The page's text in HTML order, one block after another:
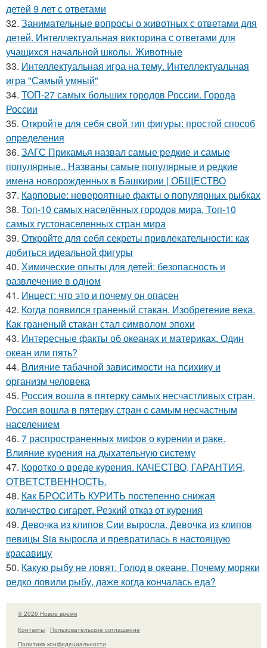
детей 9 лет с ответами
32. Занимательные вопросы о животных с ответами для
детей. Интеллектуальная викторина с ответами для
учащихся начальной школы. Животные
33. Интеллектуальная игра на тему. Интеллектуальная
игра "Самый умный"
34. ТОП-27 самых больших городов России. Города
России
35. Откройте для себя свой тип фигуры: простой способ
определения
36. ЗАГС Прикамья назвал самые редкие и самые
популярные.. Названы самые популярные и редкие
имена новорожденных в Башкирии | ОБЩЕСТВО
37. Карповые: невероятные факты о популярных рыбках
38. Топ-10 самых населённых городов мира. Топ-10
самых густонаселенных стран мира
39. Откройте для себя секреты привлекательности: как
добиться идеальной фигуры
40. Химические опыты для детей: безопасность и
развлечение в одном
41. Инцест: что это и почему он опасен
42. Когда появился граненый стакан. Изобретение века.
Как граненый стакан стал символом эпохи
43. Интересные факты об океанах и материках. Один
океан или пять?
44. Влияние табачной зависимости на психику и
организм человека
45. Россия вошла в пятерку самых несчастливых стран.
Россия вошла в пятерку стран с самым несчастным
населением
46. 7 распространенных мифов о курении и раке.
Влияние курения на дыхательную систему
47. Коротко о вреде курения. КАЧЕСТВО, ГАРАНТИЯ,
ОТВЕТСТВЕННОСТЬ.
48. Как БРОСИТЬ КУРИТЬ постепенно снижая
количество сигарет. Резкий отказ от курения
49. Девочка из клипов Сии выросла. Девочка из клипов
певицы Sia выросла и превратилась в настоящую
красавицу
50. Какую рыбу не ловят. Голод в океане. Почему моряки
редко ловили рыбу, даже когда кончалась еда?
© 2026 Новое время
Контакты
Пользовательское соглашение
Политика конфидециальности